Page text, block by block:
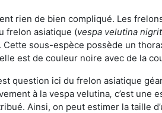
rien de bien compliqué. Les
frelon asiatique (vespa velutina
sous-espèce possède un
est de couleur noire avec de la
question ici du frelon asiatique
à la vespa velutina, c’est une
Ainsi, on peut estimer la taille